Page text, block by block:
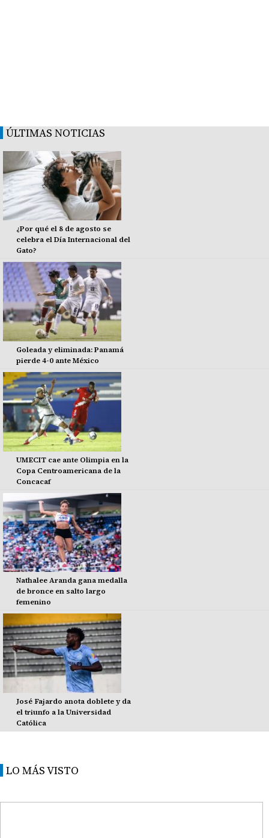
ÚLTIMAS NOTICIAS
¿Por qué el 8 de agosto se
celebra el Día Internacional del
Gato?
Goleada y eliminada: Panamá
pierde 4-0 ante México
UMECIT cae ante Olimpia en la
Copa Centroamericana de la
Concacaf
Nathalee Aranda gana medalla
de bronce en salto largo
femenino
José Fajardo anota doblete y da
el triunfo a la Universidad
Católica
LO MÁS VISTO